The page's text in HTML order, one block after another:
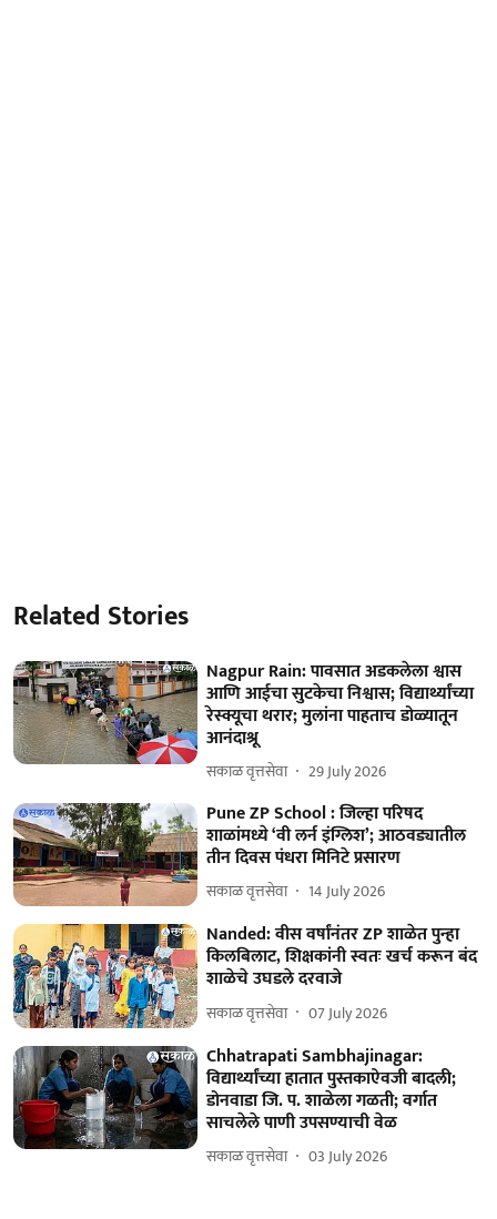
Related Stories
Nagpur Rain: पावसात अडकलेला श्वास
आणि आईचा सुटकेचा निश्वास; विद्यार्थ्यांच्या
रेस्क्यूचा थरार; मुलांना पाहताच डोळ्यातून
आनंदाश्रू
सकाळ वृत्तसेवा 29 July 2026
Pune ZP School : जिल्हा परिषद
शाळांमध्ये ‘वी लर्न इंग्लिश’; आठवड्यातील
तीन दिवस पंधरा मिनिटे प्रसारण
सकाळ वृत्तसेवा 14 July 2026
Nanded: वीस वर्षांनंतर ZP शाळेत पुन्हा
किलबिलाट, शिक्षकांनी स्वतः खर्च करून बंद
शाळेचे उघडले दरवाजे
सकाळ वृत्तसेवा 07 July 2026
Chhatrapati Sambhajinagar:
विद्यार्थ्यांच्या हातात पुस्तकाऐवजी बादली;
डोनवाडा जि. प. शाळेला गळती; वर्गात
साचलेले पाणी उपसण्याची वेळ
सकाळ वृत्तसेवा 03 July 2026